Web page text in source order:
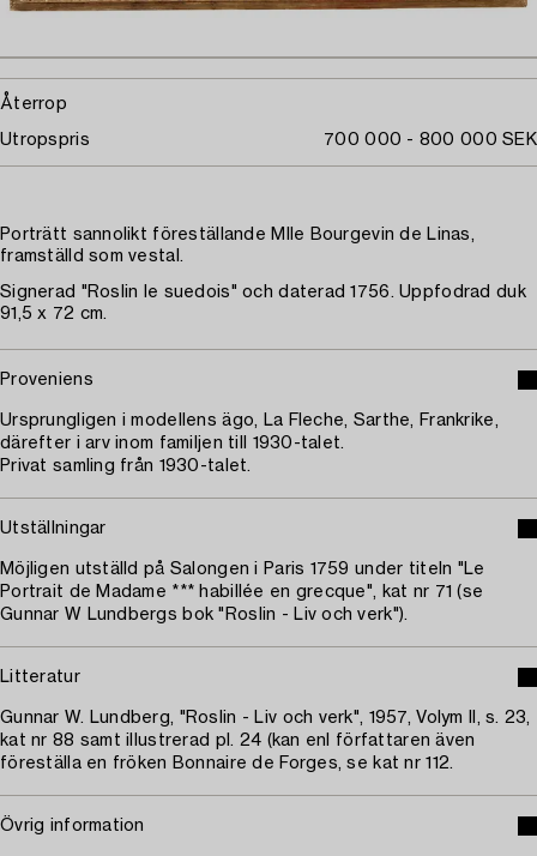
Återrop
Utropspris 700 000 - 800 000 SEK
Porträtt sannolikt föreställande Mlle Bourgevin de Linas,
framställd som vestal.
Signerad "Roslin le suedois" och daterad 1756. Uppfodrad duk
91,5 x 72 cm.
Proveniens
Ursprungligen i modellens ägo, La Fleche, Sarthe, Frankrike,
därefter i arv inom familjen till 1930-talet.
Privat samling från 1930-talet.
Utställningar
Möjligen utställd på Salongen i Paris 1759 under titeln "Le
Portrait de Madame *** habillée en grecque", kat nr 71 (se
Gunnar W Lundbergs bok "Roslin - Liv och verk").
Litteratur
Gunnar W. Lundberg, "Roslin - Liv och verk", 1957, Volym II, s. 23,
kat nr 88 samt illustrerad pl. 24 (kan enl författaren även
föreställa en fröken Bonnaire de Forges, se kat nr 112.
Övrig information